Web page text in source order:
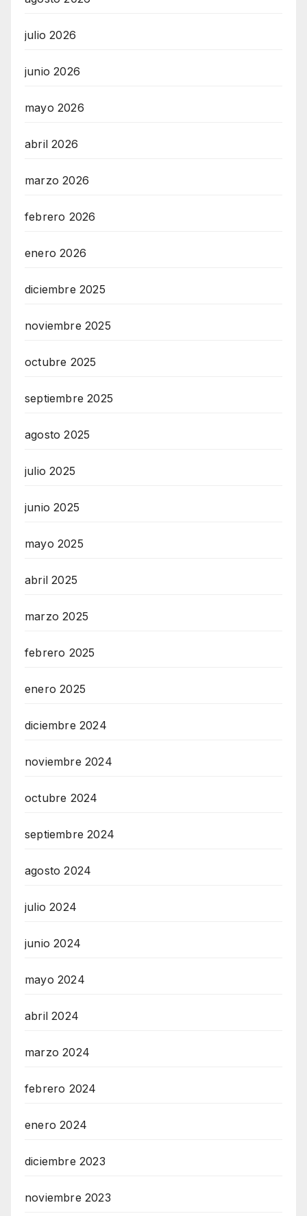
julio 2026
junio 2026
mayo 2026
abril 2026
marzo 2026
febrero 2026
enero 2026
diciembre 2025
noviembre 2025
octubre 2025
septiembre 2025
agosto 2025
julio 2025
junio 2025
mayo 2025
abril 2025
marzo 2025
febrero 2025
enero 2025
diciembre 2024
noviembre 2024
octubre 2024
septiembre 2024
agosto 2024
julio 2024
junio 2024
mayo 2024
abril 2024
marzo 2024
febrero 2024
enero 2024
diciembre 2023
noviembre 2023